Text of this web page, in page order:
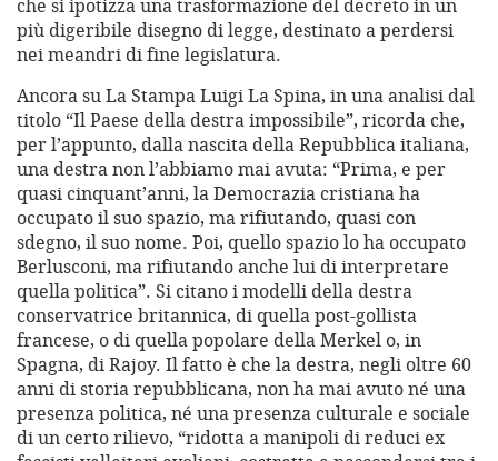
che si ipotizza una trasformazione del decreto in un
più digeribile disegno di legge, destinato a perdersi
nei meandri di fine legislatura.
Ancora su La Stampa Luigi La Spina, in una analisi dal
titolo “Il Paese della destra impossibile”, ricorda che,
per l’appunto, dalla nascita della Repubblica italiana,
una destra non l’abbiamo mai avuta: “Prima, e per
quasi cinquant’anni, la Democrazia cristiana ha
occupato il suo spazio, ma rifiutando, quasi con
sdegno, il suo nome. Poi, quello spazio lo ha occupato
Berlusconi, ma rifiutando anche lui di interpretare
quella politica”. Si citano i modelli della destra
conservatrice britannica, di quella post-gollista
francese, o di quella popolare della Merkel o, in
Spagna, di Rajoy. Il fatto è che la destra, negli oltre 60
anni di storia repubblicana, non ha mai avuto né una
presenza politica, né una presenza culturale e sociale
di un certo rilievo, “ridotta a manipoli di reduci ex